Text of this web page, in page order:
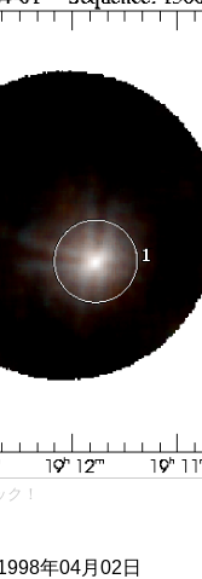
！
年04月02日